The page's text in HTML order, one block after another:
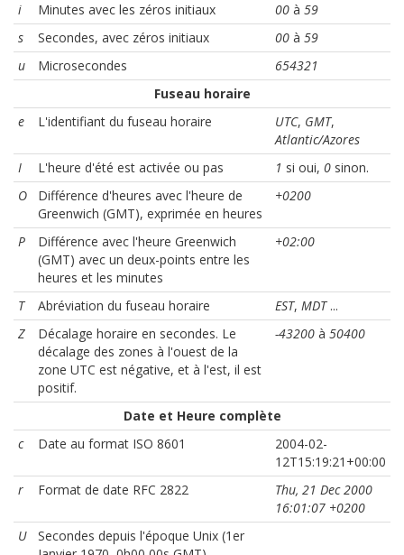
i Minutes avec les zéros initiaux 00 à 59
s
Secondes, avec zéros initiaux 00 à 59
u
Microsecondes
654321
Fuseau horaire
e
L'identifiant du fuseau horaire UTC, GMT,
Atlantic/Azores
I
L'heure d'été est activée ou pas 1 si oui, 0 sinon.
O
Différence d'heures avec l'heure de
Greenwich (GMT), exprimée en heures
+0200
P
Différence avec l'heure Greenwich
(GMT) avec un deux-points entre les
heures et les minutes
+02:00
T Abréviation du fuseau horaire EST, MDT...
Z
Décalage horaire en secondes. Le
décalage des zones à l'ouest de la
zone UTC est négative, et à l'est, il est
positif.
-43200 à 50400
Date et Heure complète
c
Date au format ISO 8601
2004-02-
12T15:19:21+00:00
r
Format de date RFC 2822
Thu, 21 Dec 2000
16:01:07 +0200
U
Secondes depuis l'époque Unix (1er